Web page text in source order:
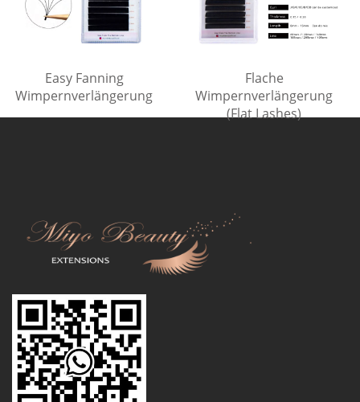
Easy Fanning
Wimpernverlängerung
Flache
Wimpernverlängerung
(Flat Lashes)